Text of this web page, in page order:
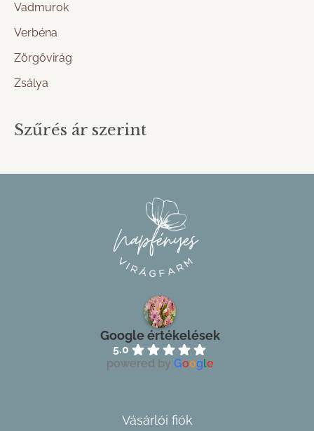
Vadmurok
Verbéna
Zörgővirág
Zsálya
Szűrés ár szerint
Google értékelések
5.0
powered by Google
Vásárlói fiók